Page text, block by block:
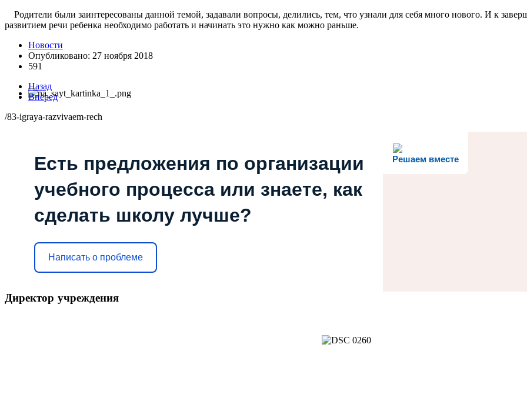
Родители были заинтересованы данной темой, задавали вопросы, делились, тем, что узнали для себя много нового. И к
развитием речи ребенка необходимо работать и начинать это нужно как можно раньше.
Новости
Опубликовано: 27 ноября 2018
591
Назад
Вперед
/83-igraya-razvivaem-rech
Решаем вместе
Есть предложения по организации
учебного процесса или знаете, как
сделать школу лучше?
Написать о проблеме
Директор учреждения